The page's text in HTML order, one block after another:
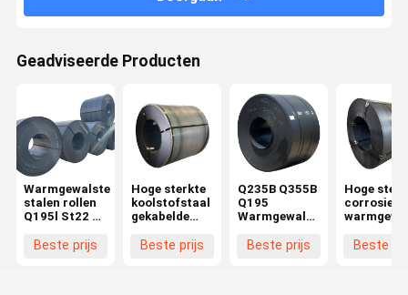
Geadviseerde Producten
Warmgewalste
stalen rollen
Q195l St22 3-
Warmgewalste
Beste prijs
Hoge sterkte
koolstofstaal
gekabelde
teardrop
Beste prijs
Q235B Q355B
Q195
Warmgewalste
3-16 mm dik
Beste prijs
Hoge
met een
Beste